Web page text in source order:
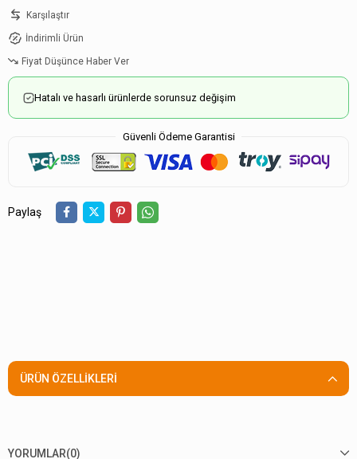
Karşılaştır
İndirimli Ürün
Fiyat Düşünce Haber Ver
Hatalı ve hasarlı ürünlerde sorunsuz değişim
Güvenli Ödeme Garantisi
Paylaş
ÜRÜN ÖZELLIKLERI
YORUMLAR(0)